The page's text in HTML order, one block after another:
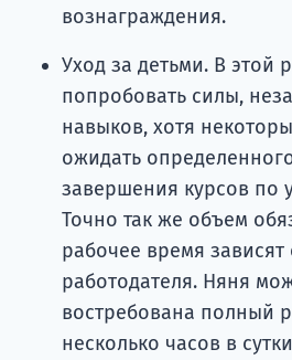
вознаграждения.
Уход за детьми. В этой
попробовать силы,
навыков, хотя
ожидать
завершения курсов по
Точно так же объем
рабочее время зависят
работодателя. Няня
востребована полный
несколько часов в